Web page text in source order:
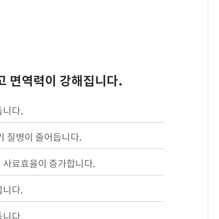
면역력이 강해집니다.
니다.
질병이 줄어듭니다.
료효율이 증가합니다.
니다.